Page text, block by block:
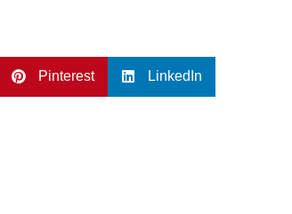
Pinterest LinkedIn